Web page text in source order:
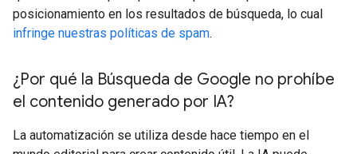
posicionamiento en los resultados de búsqueda, lo cual
infringe nuestras políticas de spam.
¿Por qué la Búsqueda de Google no prohíbe
el contenido generado por IA?
La automatización se utiliza desde hace tiempo en el